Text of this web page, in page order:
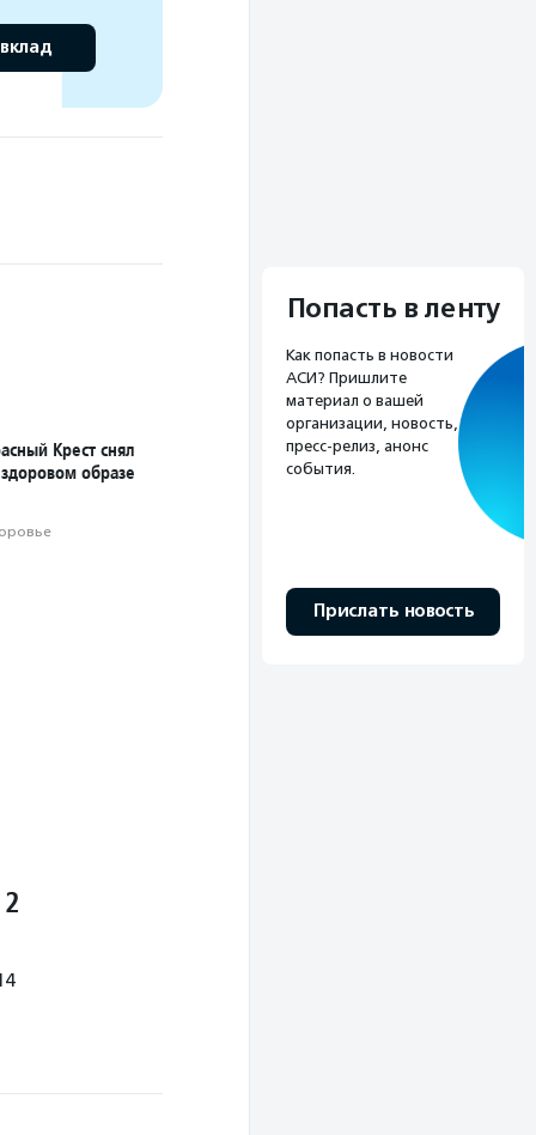
Крест снял
образе
Попасть в ленту
Как попасть в новости
АСИ? Пришлите
материал о вашей
организации, новость,
пресс-релиз, анонс
события.
Прислать новость